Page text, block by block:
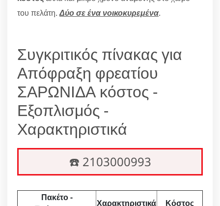
του πελάτη.Δύο σε ένα νοικοκυρεμένα.
Συγκριτικός πίνακας για
Απόφραξη φρεατίου
ΣΑΡΩΝΙΔΑ κόστος -
Εξοπλισμός -
Χαρακτηριστικά
☎️ 2103000993
Πακέτο -
Χαρακτηριστικά
Κόστος